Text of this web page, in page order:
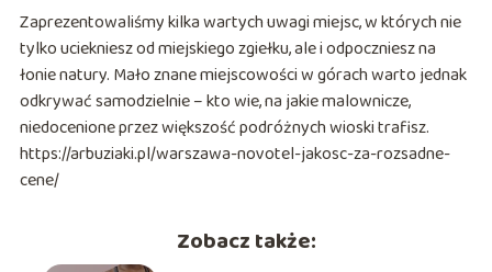
Zaprezentowaliśmy kilka wartych uwagi miejsc, w których nie
tylko uciekniesz od miejskiego zgiełku, ale i odpoczniesz na
łonie natury. Mało znane miejscowości w górach warto jednak
odkrywać samodzielnie – kto wie, na jakie malownicze,
niedocenione przez większość podróżnych wioski trafisz.
https://arbuziaki.pl/warszawa-novotel-jakosc-za-rozsadne-
cene/
Zobacz także: